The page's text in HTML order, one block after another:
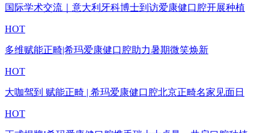
国际学术交流｜意大利牙科博士到访爱康健口腔开展种植
HOT
多维赋能正畸|希玛爱康健口腔助力暑期微笑焕新
HOT
大咖驾到 赋能正畸 | 希玛爱康健口腔北京正畸名家见面日
HOT